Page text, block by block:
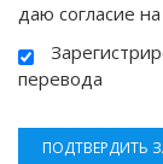
даю согласие на
перевода
ПОДТВЕРДИТЬ